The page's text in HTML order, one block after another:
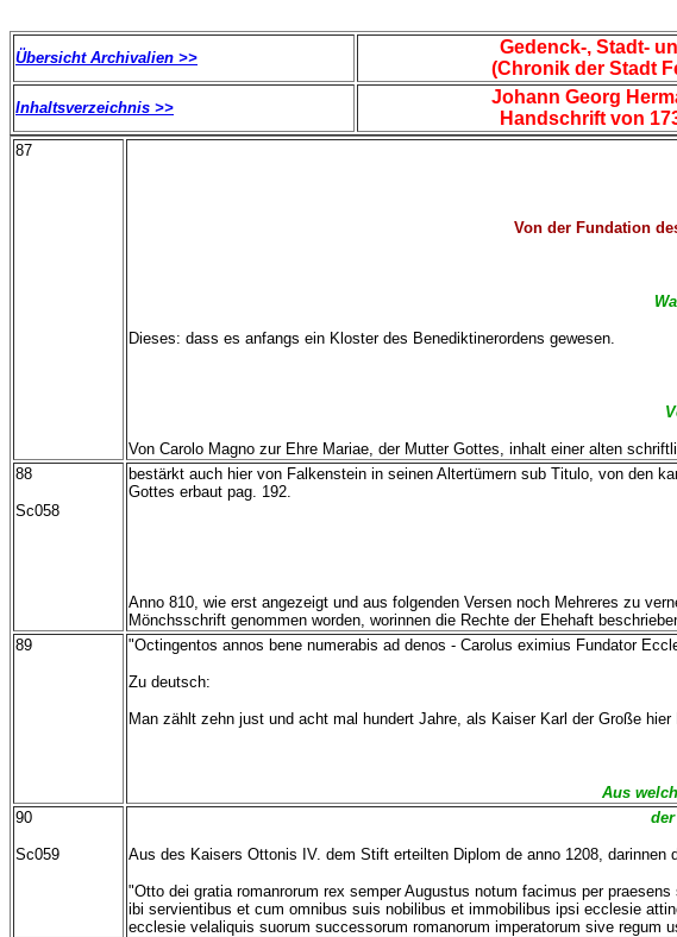
Übersicht Archivalien >>
Gedenck-, Stadt-
(Chronik der Stadt
Inhaltsverzeichnis >>
Johann Georg
Handschrift von
87
Von der Fundation
Dieses: dass es anfangs ein Kloster des Benediktinerordens gewesen.
Von Carolo Magno zur Ehre Mariae, der Mutter Gottes, inhalt einer alten
88
Sc058
bestärkt auch hier von Falkenstein in seinen Altertümern sub Titulo, von den
Gottes erbaut pag. 192.
Anno 810, wie erst angezeigt und aus folgenden Versen noch Mehreres zu
Mönchsschrift genommen worden, worinnen die Rechte der Ehehaft
89
"Octingentos annos bene numerabis ad denos - Carolus eximius Fundator
Zu deutsch:
Man zählt zehn just und acht mal hundert Jahre, als Kaiser Karl der Große
Aus
90
Sc059 Aus des Kaisers Ottonis IV. dem Stift erteilten Diplom de anno 1208, darinnen
"Otto dei gratia romanrorum rex semper Augustus notum facimus per
ibi servientibus et cum omnibus suis nobilibus et immobilibus ipsi ecclesie
ecclesie velaliquis suorum successorum romanorum imperatorum sive regum